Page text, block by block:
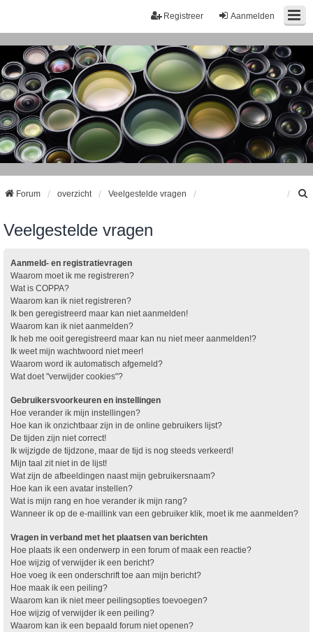
Aanmelden
Registreer
Forum overzicht Veelgestelde vragen
Veelgestelde vragen
Aanmeld- en registratievragen
Waarom moet ik me registreren?
Wat is COPPA?
Waarom kan ik niet registreren?
Ik ben geregistreerd maar kan niet aanmelden!
Waarom kan ik niet aanmelden?
Ik heb me ooit geregistreerd maar kan nu niet meer aanmelden!?
Ik weet mijn wachtwoord niet meer!
Waarom word ik automatisch afgemeld?
Wat doet "verwijder cookies"?
Gebruikersvoorkeuren en instellingen
Hoe verander ik mijn instellingen?
Hoe kan ik onzichtbaar zijn in de online gebruikers lijst?
De tijden zijn niet correct!
Ik wijzigde de tijdzone, maar de tijd is nog steeds verkeerd!
Mijn taal zit niet in de lijst!
Wat zijn de afbeeldingen naast mijn gebruikersnaam?
Hoe kan ik een avatar instellen?
Wat is mijn rang en hoe verander ik mijn rang?
Wanneer ik op de e-maillink van een gebruiker klik, moet ik me aanmelden?
Vragen in verband met het plaatsen van berichten
Hoe plaats ik een onderwerp in een forum of maak een reactie?
Hoe wijzig of verwijder ik een bericht?
Hoe voeg ik een onderschrift toe aan mijn bericht?
Hoe maak ik een peiling?
Waarom kan ik niet meer peilingsopties toevoegen?
Hoe wijzig of verwijder ik een peiling?
Waarom kan ik een bepaald forum niet openen?